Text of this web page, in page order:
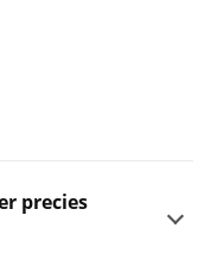
precies